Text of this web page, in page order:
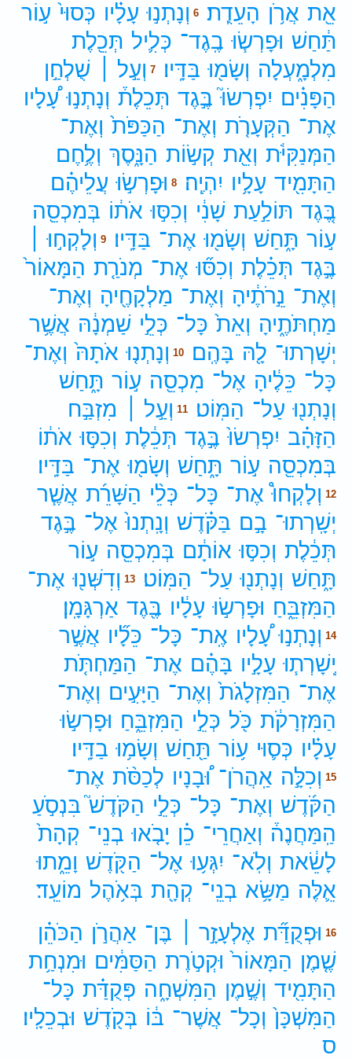
אֵ֖ת אֲרֹ֥ן הָעֵדֻֽת׃ 6 וְנָתְנ֣וּ עָלָ֗יו כְּסוּי֙ ע֣וֹר
תַּ֔חַשׁ וּפָרְשׂ֧וּ בֶֽגֶד־ כְּלִ֛יל תְּכֵ֖לֶת
מִלְמָ֑עְלָה וְשָׂמ֖וּ בַּדָּֽיו׃ 7 וְעַ֣ל ׀
שֻׁלְחַ֣ן
הַפָּנִ֗ים יִפְרְשׂוּ֮ בֶּ֣גֶד תְּכֵלֶת֒ וְנָתְנ֣וּ עָ֠לָיו
אֶת־ הַקְּעָרֹ֤ת וְאֶת־ הַכַּפֹּת֙ וְאֶת־
הַמְּנַקִּיֹּ֔ת וְאֵ֖ת קְשׂ֣וֹת הַנָּ֑סֶךְ וְלֶ֥חֶם
הַתָּמִ֖יד עָלָ֥יו יִהְיֶֽה׃ 8 וּפָרְשׂ֣וּ עֲלֵיהֶ֗ם
בֶּ֚גֶד תּוֹלַ֣עַת שָׁנִ֔י וְכִסּ֣וּ אֹת֔וֹ בְּמִכְסֵ֖ה
ע֣וֹר תָּ֑חַשׁ וְשָׂמ֖וּ אֶת־ בַּדָּֽיו׃ 9 וְלָקְח֣וּ ׀
בֶּ֣גֶד תְּכֵ֗לֶת וְכִסּ֞וּ אֶת־ מְנֹרַ֤ת הַמָּאוֹר֙
וְאֶת־ נֵ֣רֹתֶ֔יהָ וְאֶת־ מַלְקָחֶ֖יהָ וְאֶת־
מַחְתֹּתֶ֑יהָ וְאֵת֙ כָּל־ כְּלֵ֣י שַׁמְנָ֔הּ אֲשֶׁ֥ר
יְשָׁרְתוּ־ לָ֖הּ בָּהֶֽם׃ 10 וְנָתְנ֤וּ אֹתָהּ֙ וְאֶת־
כָּל־ כֵּלֶ֔יהָ אֶל־ מִכְסֵ֖ה ע֣וֹר תָּ֑חַשׁ
וְנָתְנ֖וּ עַל־ הַמּֽוֹט׃ 11 וְעַ֣ל ׀
מִזְבַּ֣ח
הַזָּהָ֗ב יִפְרְשׂוּ֙ בֶּ֣גֶד תְּכֵ֔לֶת וְכִסּ֣וּ אֹת֔וֹ
בְּמִכְסֵ֖ה ע֣וֹר תָּ֑חַשׁ וְשָׂמ֖וּ אֶת־ בַּדָּֽיו׃
12 וְלָקְחוּ֩ אֶת־ כָּל־ כְּלֵ֨י הַשָּׁרֵ֜ת אֲשֶׁ֧ר
יְשָֽׁרְתוּ־ בָ֣ם בַּקֹּ֗דֶשׁ וְנָֽתְנוּ֙ אֶל־ בֶּ֣גֶד
תְּכֵ֔לֶת וְכִסּ֣וּ אוֹתָ֔ם בְּמִכְסֵ֖ה ע֣וֹר
תָּ֑חַשׁ וְנָתְנ֖וּ עַל־ הַמּֽוֹט׃ 13 וְדִשְּׁנ֖וּ אֶת־
הַמִּזְבֵּ֑חַ וּפָרְשׂ֣וּ עָלָ֔יו בֶּ֖גֶד אַרְגָּמָֽן׃
14 וְנָתְנ֣וּ עָ֠לָיו אֶֽת־ כָּל־ כֵּלָ֞יו אֲשֶׁ֣ר
יְֽשָׁרְת֧וּ עָלָ֣יו בָּהֶ֗ם אֶת־ הַמַּחְתֹּ֤ת
אֶת־ הַמִּזְלָגֹת֙ וְאֶת־ הַיָּעִ֣ים וְאֶת־
הַמִּזְרָקֹ֔ת כֹּ֖ל כְּלֵ֣י הַמִּזְבֵּ֑חַ וּפָרְשׂ֣וּ
עָלָ֗יו כְּס֛וּי ע֥וֹר תַּ֖חַשׁ וְשָׂמ֥וּ בַדָּֽיו׃
15 וְכִלָּ֣ה אַֽהֲרֹן־ וּ֠בָנָיו לְכַסֹּ֨ת אֶת־
הַקֹּ֜דֶשׁ וְאֶת־ כָּל־ כְּלֵ֣י הַקֹּדֶשׁ֮ בִּנְסֹ֣עַ
הַֽמַּחֲנֶה֒ וְאַחֲרֵי־ כֵ֗ן יָבֹ֤אוּ בְנֵי־ קְהָת֙
לָשֵׂ֔את וְלֹֽא־ יִגְּע֥וּ אֶל־ הַקֹּ֖דֶשׁ וָמֵ֑תוּ
אֵ֛לֶּה מַשָּׂ֥א בְנֵֽי־ קְהָ֖ת בְּאֹ֥הֶל מוֹעֵֽד׃
16 וּפְקֻדַּ֞ת אֶלְעָזָ֣ר ׀ בֶּן־ אַהֲרֹ֣ן הַכֹּהֵ֗ן
שֶׁ֤מֶן הַמָּאוֹר֙ וּקְטֹ֣רֶת הַסַּמִּ֔ים וּמִנְחַ֥ת
הַתָּמִ֖יד וְשֶׁ֣מֶן הַמִּשְׁחָ֑ה פְּקֻדַּ֗ת כָּל־
הַמִּשְׁכָּן֙ וְכָל־ אֲשֶׁר־ בּ֔וֹ בְּקֹ֖דֶשׁ וּבְכֵלָֽיו׃
ס